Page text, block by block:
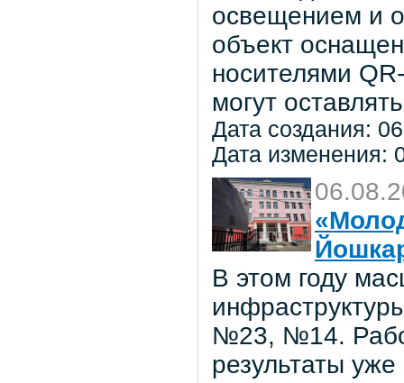
освещением и
объект
носителями
могут
Дата создания:
Дата изменения:
В этом году
№23, №14.
результаты